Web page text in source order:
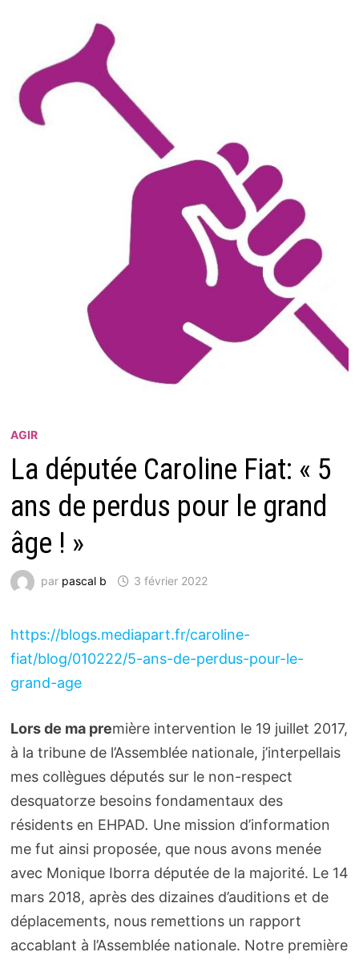
AGIR
La députée Caroline Fiat: « 5
ans de perdus pour le grand
âge ! »
par pascal b 3 février 2022
https://blogs.mediapart.fr/caroline-
fiat/blog/010222/5-ans-de-perdus-pour-le-
grand-age
Lors de ma première intervention le 19 juillet 2017,
à la tribune de l’Assemblée nationale, j’interpellais
mes collègues députés sur le non-respect
desquatorze besoins fondamentaux des
résidents en EHPAD. Une mission d’information
me fut ainsi proposée, que nous avons menée
avec Monique Iborra députée de la majorité. Le 14
mars 2018, après des dizaines d’auditions et de
déplacements, nous remettions un rapport
accablant à l’Assemblée nationale. Notre première